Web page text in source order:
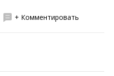
+ Комментировать